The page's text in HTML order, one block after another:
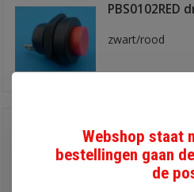
PBS0102RED
zwart/rood
PBS-2019
zwart
diameter 29 mm
Webshop staat
bestellingen gaan
de